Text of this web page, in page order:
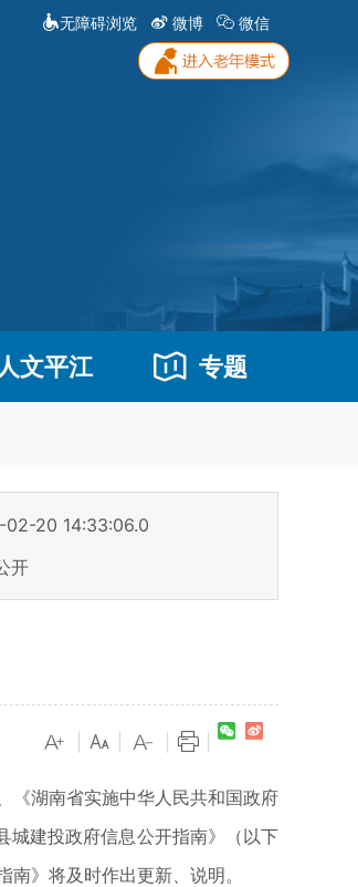
无障碍浏览 微博 微信
人文平江 专题
02-20 14:33:06.0
开
《湖南省实施中华人民共和国政府
城建投政府信息公开指南》（以下
》将及时作出更新、说明。